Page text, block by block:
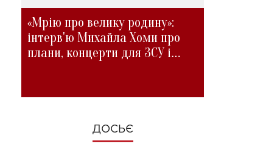
«Мрію про велику родину»:
інтерв'ю Михайла Хоми про
плани, концерти для ЗСУ і
ДОСЬЄ